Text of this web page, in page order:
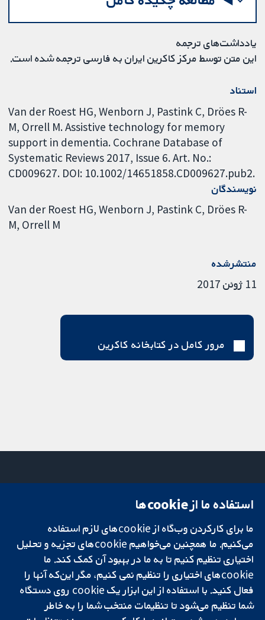
یادداشت‌های ترجمه
این متن توسط مرکز کاکرین ایران به فارسی ترجمه شده است.
استناد
Van der Roest HG, Wenborn J, Pastink C, Dröes R-
M, Orrell M. Assistive technology for memory
support in dementia. Cochrane Database of
Systematic Reviews 2017, Issue 6. Art. No.:
CD009627. DOI: 10.1002/14651858.CD009627.pub2.
نویسندگان
Van der Roest HG Wenborn J Pastink C Dröes R-
M Orrell M
منتشرشده
11 ژوئن 2017
مرور کامل در کتابخانه کاکرین
تحقیقات قابل
اعتماد.
تصمیم‌گیری آگاهانه.
سلامت بهتر.
میدان کاوندیش
لندن
W1G 0AN
بریتانیا
دفتر رسانه‌ای
درباره ما
فرصت‌های
شغلی
Cochrane
Library
استفاده ما از cookie‌ها
ما برای کارکردن وب‌گاه از cookie‌های لازم استفاده
می‌کنیم. ما همچنین می‌خواهیم cookie‌های تجزیه و تحلیل
اختیاری تنظیم کنیم تا به ما در بهبود آن کمک کند. ما
cookie‌های اختیاری را تنظیم نمی کنیم، مگر این‌که آنها را
فعال کنید. با استفاده از این ابزار یک cookie‌ روی دستگاه
شما تنظیم می‌شود تا تنظیمات منتخب شما را به خاطر